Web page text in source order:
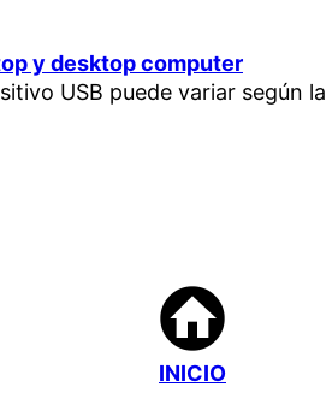
y desktop computer
USB puede variar según
INICIO